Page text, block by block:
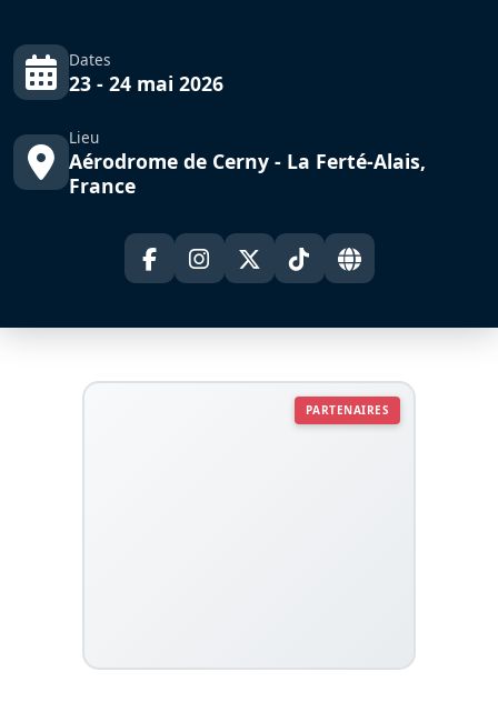
Dates
23 - 24 mai 2026
Lieu
Aérodrome de Cerny - La Ferté-Alais,
France
PARTENAIRES